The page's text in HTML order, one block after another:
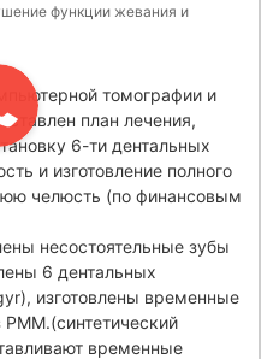
функции жевания и
томографии и
план лечения,
6-ти дентальных
и изготовление полного
челюсть (по финансовым
несостоятельные зубы
6 дентальных
изготовлены временные
временные